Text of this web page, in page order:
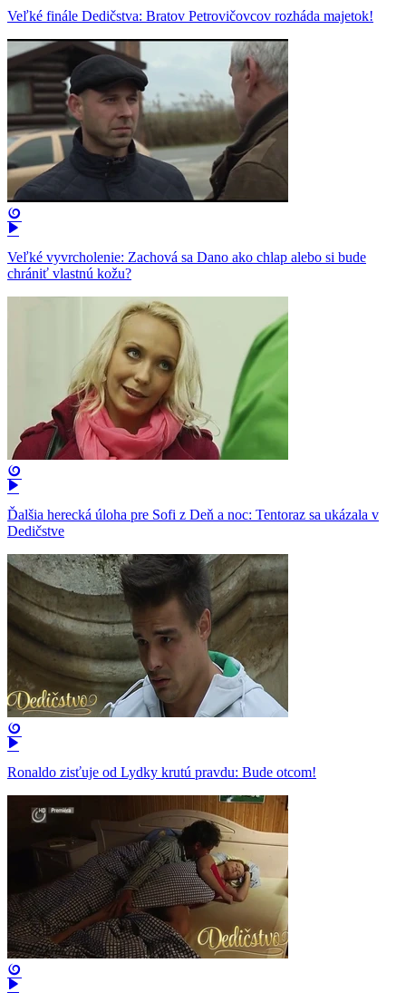
Veľké finále Dedičstva: Bratov Petrovičovcov rozháda majetok!
Veľké vyvrcholenie: Zachová sa Dano ako chlap alebo si bude
chrániť vlastnú kožu?
Ďalšia herecká úloha pre Sofi z Deň a noc: Tentoraz sa ukázala v
Dedičstve
Ronaldo zisťuje od Lydky krutú pravdu: Bude otcom!